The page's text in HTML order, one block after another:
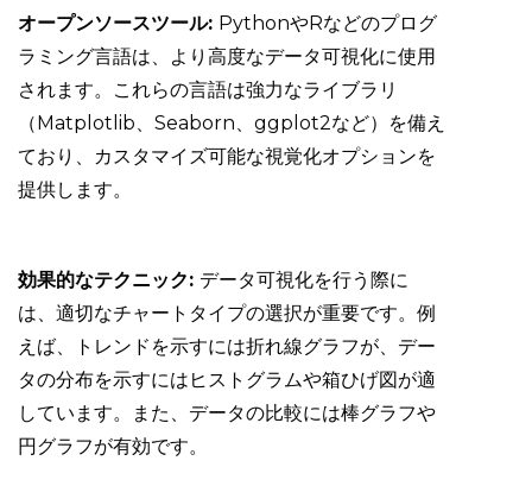
オープンソースツール: PythonやRなどのプログ
ラミング言語は、より高度なデータ可視化に使用
されます。これらの言語は強力なライブラリ
（Matplotlib、Seaborn、ggplot2など）を備え
ており、カスタマイズ可能な視覚化オプションを
提供します。
効果的なテクニック: データ可視化を行う際に
は、適切なチャートタイプの選択が重要です。例
えば、トレンドを示すには折れ線グラフが、デー
タの分布を示すにはヒストグラムや箱ひげ図が適
しています。また、データの比較には棒グラフや
円グラフが有効です。